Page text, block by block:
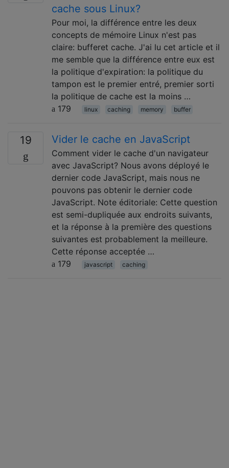
cache sous Linux?
Pour moi, la différence entre les deux
concepts de mémoire Linux n'est pas
claire: bufferet cache. J'ai lu cet article et il
me semble que la différence entre eux est
la politique d'expiration: la politique du
tampon est le premier entré, premier sorti
la politique de cache est la moins …
179
linux caching memory buffer
19 Vider le cache en JavaScript
Comment vider le cache d'un navigateur
avec JavaScript? Nous avons déployé le
dernier code JavaScript, mais nous ne
pouvons pas obtenir le dernier code
JavaScript. Note éditoriale: Cette question
est semi-dupliquée aux endroits suivants,
et la réponse à la première des questions
suivantes est probablement la meilleure.
Cette réponse acceptée …
179
javascript caching